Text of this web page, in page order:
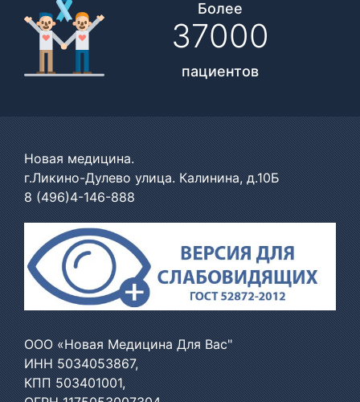
Более
37000
пациентов
Новая медицина.
г.Ликино-Дулево улица. Калинина, д.10Б
8 (496)4-146-888
ООО «Новая Медицина Для Вас"
ИНН 5034053867,
КПП 503401001,